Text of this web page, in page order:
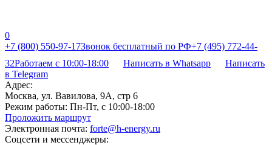
0
+7 (800) 550-97-17Звонок бесплатный по РФ+7 (495) 772-44-
32Работаем с 10:00-18:00 Написать в Whatsapp
Написать
в Telegram
Адрес:
Москва, ул. Вавилова, 9А, стр 6
Режим работы: Пн-Пт, с 10:00-18:00
Проложить маршрут
Электронная почта: forte@h-energy.ru
Соцсети и мессенджеры: